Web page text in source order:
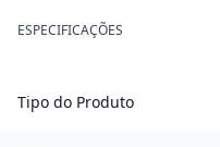
ESPECIFICAÇÕES
Tipo do Produto